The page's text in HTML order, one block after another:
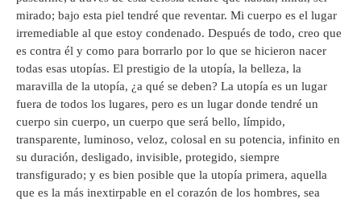
mirado; bajo esta piel tendré que reventar. Mi cuerpo es el lugar
irremediable al que estoy condenado. Después de todo, creo que
es contra él y como para borrarlo por lo que se hicieron nacer
todas esas utopías. El prestigio de la utopía, la belleza, la
maravilla de la utopía, ¿a qué se deben? La utopía es un lugar
fuera de todos los lugares, pero es un lugar donde tendré un
cuerpo sin cuerpo, un cuerpo que será bello, límpido,
transparente, luminoso, veloz, colosal en su potencia, infinito en
su duración, desligado, invisible, protegido, siempre
transfigurado; y es bien posible que la utopía primera, aquella
que es la más inextirpable en el corazón de los hombres, sea